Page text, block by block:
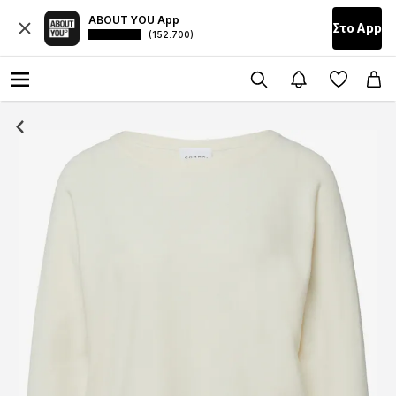
ABOUT YOU App
(152.700) Στο Αpp